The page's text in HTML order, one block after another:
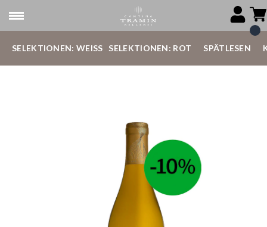
SELEKTIONEN: WEISS SELEKTIONEN: ROT SPÄTLESEN